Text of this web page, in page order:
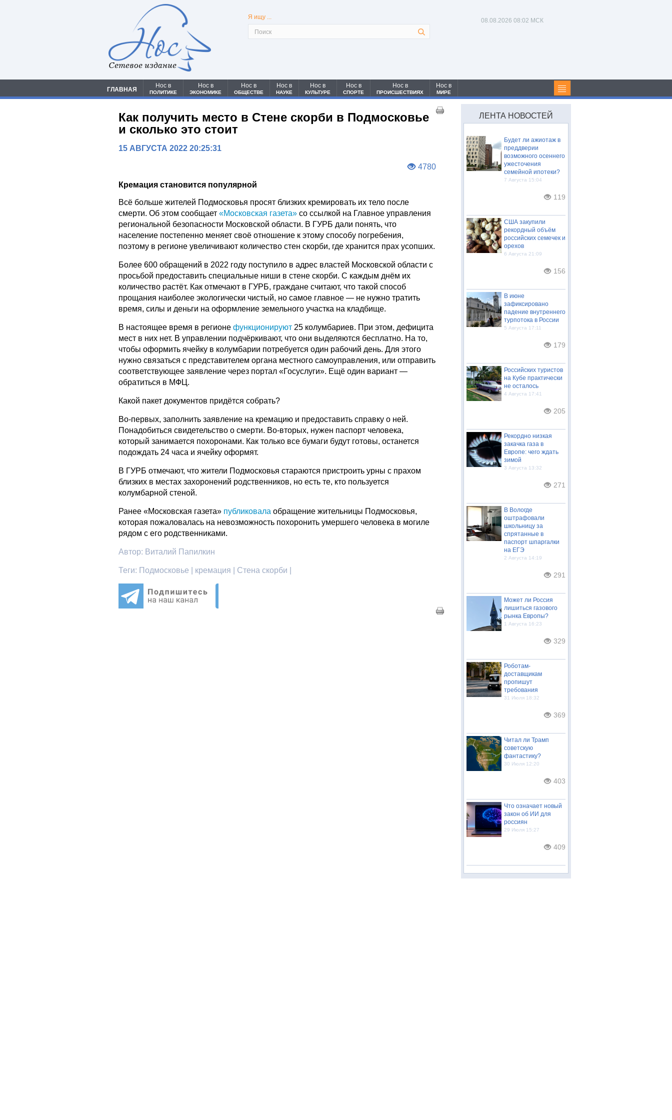
Сетевое издание
Я ищу ... 08.08.2026 08:02 МСК
ГЛАВНАЯ
Нос в
ПОЛИТИКЕ
Нос в
ЭКОНОМИКЕ
Нос в
ОБЩЕСТВЕ
Нос в
НАУКЕ
Нос в
КУЛЬТУРЕ
Нос в
СПОРТЕ
Нос в
ПРОИСШЕСТВИЯХ
Нос в
МИРЕ
Как получить место в Стене скорби в Подмосковье
и сколько это стоит
15 АВГУСТА 2022 20:25:31
4780
Кремация становится популярной
Всё больше жителей Подмосковья просят близких кремировать их тело после
смерти. Об этом сообщает«Московская газета» со ссылкой на Главное управления
региональной безопасности Московской области. В ГУРБ дали понять, что
население постепенно меняет своё отношение к этому способу погребения,
поэтому в регионе увеличивают количество стен скорби, где хранится прах усопших.
Более 600 обращений в 2022 году поступило в адрес властей Московской области с
просьбой предоставить специальные ниши в стене скорби. С каждым днём их
количество растёт. Как отмечают в ГУРБ, граждане считают, что такой способ
прощания наиболее экологически чистый, но самое главное — не нужно тратить
время, силы и деньги на оформление земельного участка на кладбище.
В настоящее время в регионефункционируют 25 колумбариев. При этом, дефицита
мест в них нет. В управлении подчёркивают, что они выделяются бесплатно. На то,
чтобы оформить ячейку в колумбарии потребуется один рабочий день. Для этого
нужно связаться с представителем органа местного самоуправления, или отправить
соответствующее заявление через портал «Госуслуги». Ещё один вариант —
обратиться в МФЦ.
Какой пакет документов придётся собрать?
Во-первых, заполнить заявление на кремацию и предоставить справку о ней.
Понадобиться свидетельство о смерти. Во-вторых, нужен паспорт человека,
который занимается похоронами. Как только все бумаги будут готовы, останется
подождать 24 часа и ячейку оформят.
В ГУРБ отмечают, что жители Подмосковья стараются пристроить урны с прахом
близких в местах захоронений родственников, но есть те, кто пользуется
колумбарной стеной.
Ранее «Московская газета» публиковала обращение жительницы Подмосковья,
которая пожаловалась на невозможность похоронить умершего человека в могиле
рядом с его родственниками.
Автор: Виталий Папилкин
Теги: Подмосковье | кремация | Стена скорби |
ЛЕНТА НОВОСТЕЙ
Будет ли ажиотаж в
преддверии
возможного осеннего
ужесточения
семейной ипотеки?
7 Августа 15:04
119
США закупили
рекордный объём
российских семечек и
орехов
6 Августа 21:09
156
В июне
зафиксировано
падение внутреннего
турпотока в России
5 Августа 17:11
179
Российских туристов
на Кубе практически
не осталось
4 Августа 17:41
205
Рекордно низкая
закачка газа в
Европе: чего ждать
зимой
3 Августа 13:32
271
В Вологде
оштрафовали
школьницу за
спрятанные в
паспорт шпаргалки
на ЕГЭ
2 Августа 14:19
291
Может ли Россия
лишиться газового
рынка Европы?
1 Августа 16:23
329
Роботам-
доставщикам
пропишут
требования
31 Июля 18:32
369
Читал ли Трамп
советскую
фантастику?
30 Июля 12:20
403
Что означает новый
закон об ИИ для
россиян
29 Июля 15:27
409